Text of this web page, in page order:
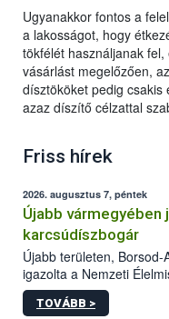
Ugyanakkor fontos a
a lakosságot, hogy
tökfélét használjanak
vásárlást megelőzően,
dísztököket pedig csakis
azaz díszítő célzattal
Friss hírek
2026. augusztus 7, péntek
Újabb
karcsúdíszbogár
Újabb területen,
igazolta a Nemzeti
kőrisrontó
kártevőt nem csak
TOVÁBB >